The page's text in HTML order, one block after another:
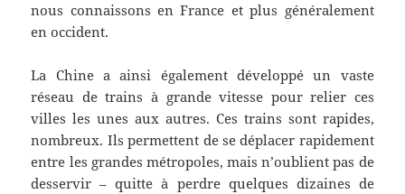
nous connaissons en France et plus généralement
en occident.
La Chine a ainsi également développé un vaste
réseau de trains à grande vitesse pour relier ces
villes les unes aux autres. Ces trains sont rapides,
nombreux. Ils permettent de se déplacer rapidement
entre les grandes métropoles, mais n’oublient pas de
desservir – quitte à perdre quelques dizaines de